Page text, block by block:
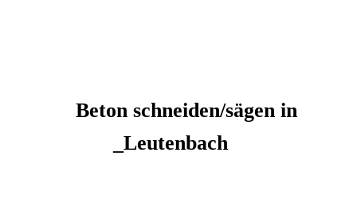
Beton schneiden/sägen in
_Leutenbach